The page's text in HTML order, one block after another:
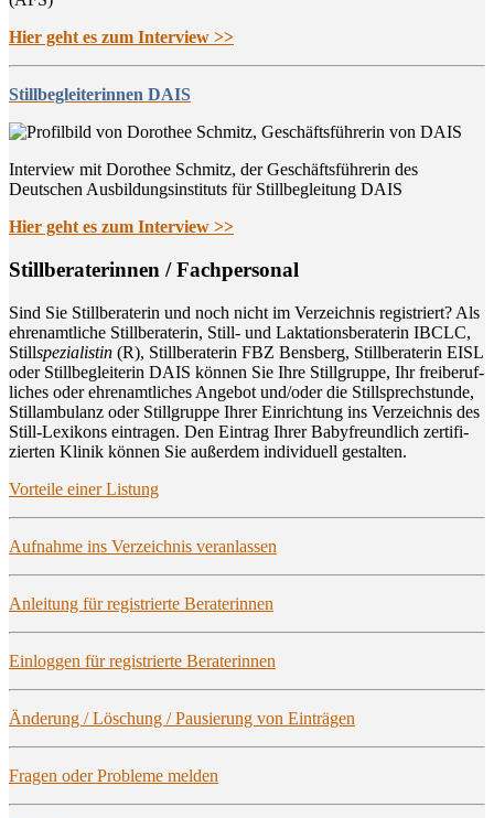
Hier geht es zum Interview >>
Stillbegleiterinnen DAIS
Interview mit Dorothee Schmitz, der Geschäftsführerin des
Deutschen Ausbildungsinstituts für Stillbegleitung DAIS
Hier geht es zum Interview >>
Still­be­ra­te­rin­nen / Fachpersonal
Sind Sie Still­be­ra­te­rin und noch nicht im Ver­zeich­nis regis­triert? Als
ehren­amt­li­che Still­be­ra­te­rin, Still- und Lak­ta­ti­ons­be­ra­te­rin IBCLC,
Stillspe­zia­lis­tin (R), Still­be­ra­te­rin FBZ Bens­berg, Still­be­ra­te­rin EISL
oder Still­be­glei­te­rin DAIS kön­nen Sie Ihre Still­grup­pe, Ihr frei­be­ruf­
li­ches oder ehren­amt­li­ches Ange­bot und/oder die Still­sprech­stun­de,
Still­am­bu­lanz oder Still­grup­pe Ihrer Ein­rich­tung ins Ver­zeich­nis des
Still-Lexi­kons ein­tra­gen. Den Ein­trag Ihrer Baby­freund­lich zer­ti­fi­
zier­ten Kli­nik kön­nen Sie außer­dem indi­vi­du­ell gestalten.
Vor­tei­le einer Listung
Auf­nah­me ins Ver­zeich­nis veranlassen
Anlei­tung für regis­trier­te Beraterinnen
Ein­log­gen für regis­trier­te Beraterinnen
Ände­rung / Löschung / Pau­sie­rung von Einträgen
Fra­gen oder Pro­ble­me melden